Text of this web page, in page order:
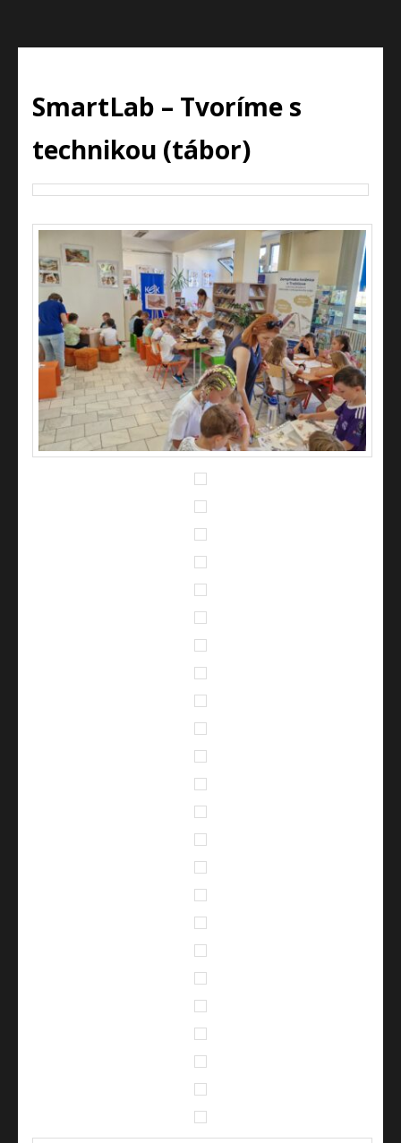
SmartLab – Tvoríme s
technikou (tábor)